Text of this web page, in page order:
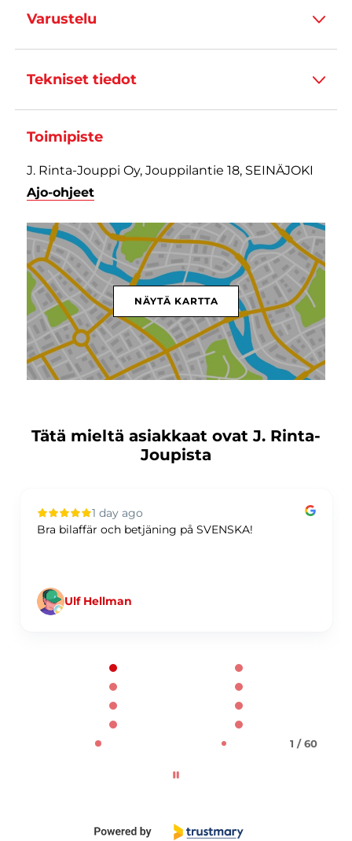
Varustelu
Tekniset tiedot
Toimipiste
J. Rinta-Jouppi Oy, Jouppilantie 18, SEINÄJOKI
Ajo-ohjeet
NÄYTÄ KARTTA
Tätä mieltä asiakkaat ovat J. Rinta-
Joupista
1 day ago
Bra bilaffär och betjäning på SVENSKA!
Ulf Hellman
1 / 60